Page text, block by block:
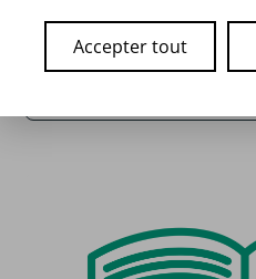
Accepter tout